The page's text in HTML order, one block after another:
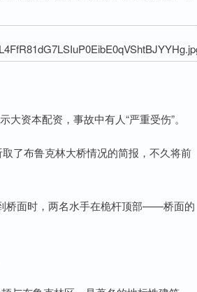
资本配资，事故中有人“严重受伤”。
了布鲁克林大桥情况的简报，不久将前
桥面时，两名水手在桅杆顶部——桥面的